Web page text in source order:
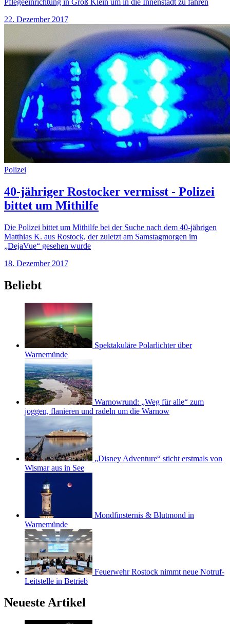
22. Dezember 2017
Polizei
40-jähriger Rostocker vermisst - Polizei
bittet um Mithilfe
Die Polizei bittet um Mithilfe bei der Suche nach dem 40-jährigen
Matthias K. aus Rostock, der zuletzt am Samstagmorgen im
„DejaVue“ gesehen wurde
18. Dezember 2017
Beliebt
Spektakuläre Polarlichter über
Warnemünde
Warnowrund: „Weg für alle“ zum
joggen, flanieren und radeln um die Warnow
„Disney Adventure“ sticht erstmals von
Wismar aus in See
Mondfinsternis & Blutmond in
Warnemünde
Feuerwehr Rostock nimmt neue Notruf-
Leitstelle in Betrieb
Neueste Artikel